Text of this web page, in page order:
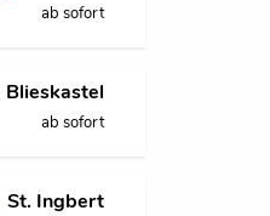
ab sofort
Blieskastel
ab sofort
St. Ingbert